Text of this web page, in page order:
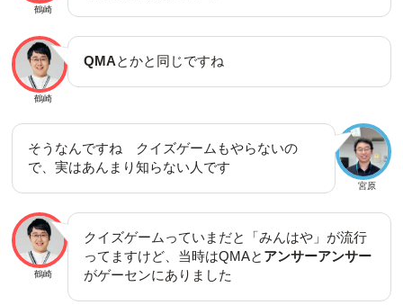
鶴崎
鶴崎
QMAとかと同じですね
宮原
そうなんですね クイズゲームもやらないの
で、実はあんまり知らない人です
鶴崎
クイズゲームっていまだと「みんはや」が流行
ってますけど、当時はQMAと アンサーアンサー
がゲーセンにありました